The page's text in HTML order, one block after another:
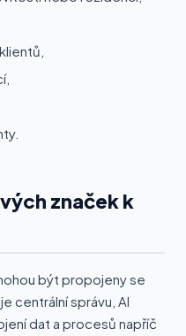
značek k
být propojeny se
centrální správu, AI
dat a procesů napříč